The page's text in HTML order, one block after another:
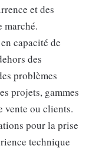
et des
marché.
capacité de
des
problèmes
projets, gammes
vente ou clients.
pour la prise
technique